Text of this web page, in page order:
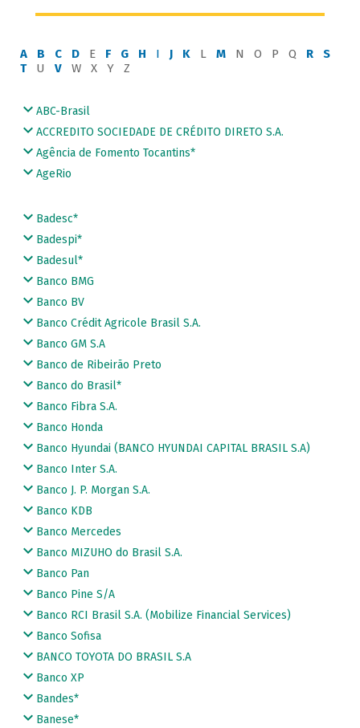
A B C DE F G H I J KL MN O P Q R
S
TU VW X Y Z
ABC-Brasil
ACCREDITO SOCIEDADE DE CRÉDITO DIRETO S.A.
Agência de Fomento Tocantins*
AgeRio
Badesc*
Badespi*
Badesul*
Banco BMG
Banco BV
Banco Crédit Agricole Brasil S.A.
Banco GM S.A
Banco de Ribeirão Preto
Banco do Brasil*
Banco Fibra S.A.
Banco Honda
Banco Hyundai (BANCO HYUNDAI CAPITAL BRASIL S.A)
Banco Inter S.A.
Banco J. P. Morgan S.A.
Banco KDB
Banco Mercedes
Banco MIZUHO do Brasil S.A.
Banco Pan
Banco Pine S/A
Banco RCI Brasil S.A. (Mobilize Financial Services)
Banco Sofisa
BANCO TOYOTA DO BRASIL S.A
Banco XP
Bandes*
Banese*